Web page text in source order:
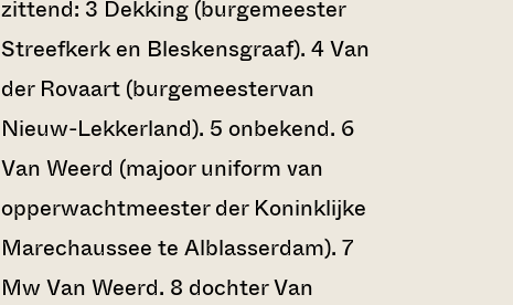
zittend: 3 Dekking (burgemeester
Streefkerk en Bleskensgraaf). 4 Van
der Rovaart (burgemeestervan
Nieuw-Lekkerland). 5 onbekend. 6
Van Weerd (majoor uniform van
opperwachtmeester der Koninklijke
Marechaussee te Alblasserdam). 7
Mw Van Weerd. 8 dochter Van